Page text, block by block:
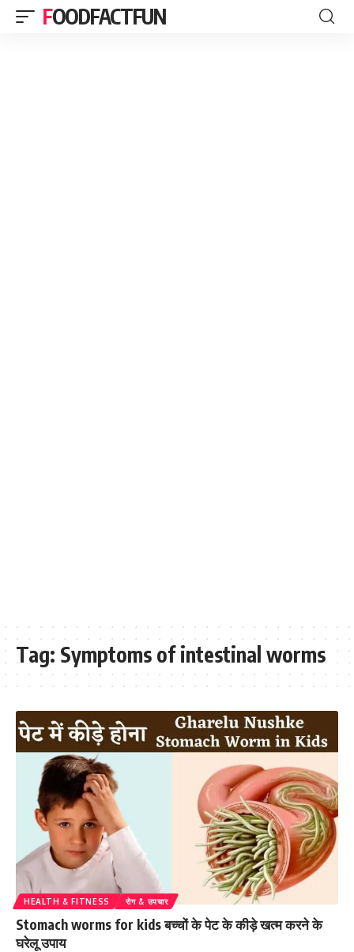
FOODFACTFUN
Tag: Symptoms of intestinal worms
HEALTH & FITNESS रोग & उपचार
Stomach worms for kids बच्चों के पेट के कीड़े खत्म करने के
घरेलू उपाय